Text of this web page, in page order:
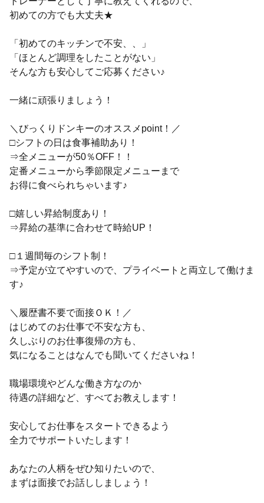
初めての方でも大丈夫★
「初めてのキッチンで不安、、」
「ほとんど調理をしたことがない」
そんな方も安心してご応募ください♪
一緒に頑張りましょう！
＼びっくりドンキーのオススメpoint！／
□シフトの日は食事補助あり！
⇒全メニューが50％OFF！！
定番メニューから季節限定メニューまで
お得に食べられちゃいます♪
□嬉しい昇給制度あり！
⇒昇給の基準に合わせて時給UP！
□１週間毎のシフト制！
⇒予定が立てやすいので、プライベートと両立して働けま
す♪
＼履歴書不要で面接ＯＫ！／
はじめてのお仕事で不安な方も、
久しぶりのお仕事復帰の方も、
気になることはなんでも聞いてくださいね！
職場環境やどんな働き方なのか
待遇の詳細など、すべてお教えします！
安心してお仕事をスタートできるよう
全力でサポートいたします！
あなたの人柄をぜひ知りたいので、
まずは面接でお話ししましょう！